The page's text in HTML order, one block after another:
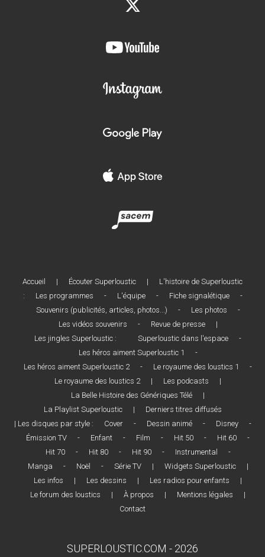
Accueil | Écouter Superloustic |
L'histoire de Superloustic
:
Les programmes - L'équipe - Fiche signalétique
-
Souvenirs (publicités, articles, photos...)
- Les photos
-
Les vidéos souvenirs
- Revue de presse
|
Les jingles Superloustic :
Superloustic dans l'espace
-
Les héros aiment Superloustic 1
-
Les héros aiment Superloustic 2
- Le royaume des loustics 1
-
Le royaume des loustics 2
| Les podcasts
|
La Belle Histoire des Génériques Télé
|
La Playlist Superloustic
|
Derniers titres diffusés
| Les disques par style :
Cover - Dessin animé - Disney
-
Émission TV
- Enfant - Film - Hit 50 - Hit 60
-
Hit 70
- Hit 80 - Hit 90 - Instrumental
-
Manga
- Noël - Série TV | Widgets Superloustic
|
Les infos
| Les dessins | Les radios pour enfants
|
Le forum des loustics
| À propos | Mentions légales
|
Contact
SUPERLOUSTIC.COM - 2026